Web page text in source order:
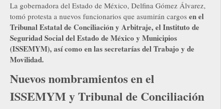
La gobernadora del Estado de México, Delfina Gómez Álvarez,
tomó protesta a nuevos funcionarios que asumirán cargos en el
Tribunal Estatal de Conciliación y Arbitraje, el Instituto de
Seguridad Social del Estado de México y Municipios
(ISSEMYM), así como en las secretarías del Trabajo y de
Movilidad.
Nuevos nombramientos en el
ISSEMYM y Tribunal de Conciliación